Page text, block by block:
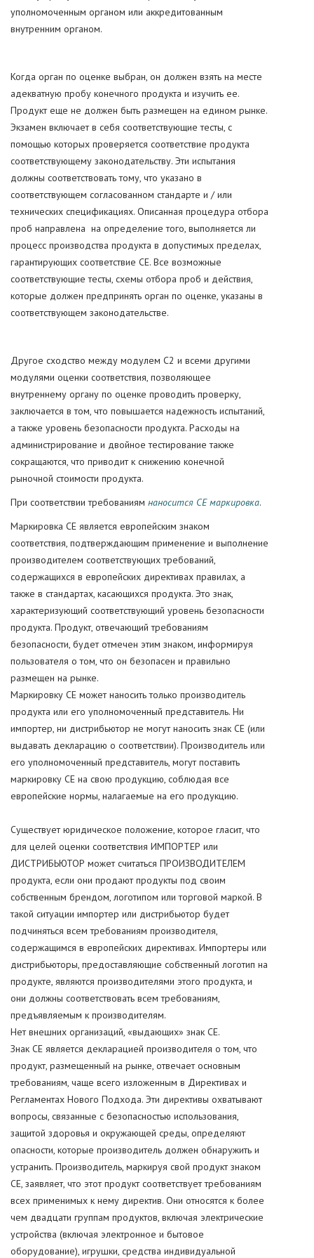
уполномоченным органом или аккредитованным
внутренним органом.
Когда орган по оценке выбран, он должен взять на месте
адекватную пробу конечного продукта и изучить ее.
Продукт еще не должен быть размещен на едином рынке.
Экзамен включает в себя соответствующие тесты, с
помощью которых проверяется соответствие продукта
соответствующему законодательству. Эти испытания
должны соответствовать тому, что указано в
соответствующем согласованном стандарте и / или
технических спецификациях. Описанная процедура отбора
проб направлена на определение того, выполняется ли
процесс производства продукта в допустимых пределах,
гарантирующих соответствие СЕ. Все возможные
соответствующие тесты, схемы отбора проб и действия,
которые должен предпринять орган по оценке, указаны в
соответствующем законодательстве.
Другое сходство между модулем C2 и всеми другими
модулями оценки соответствия, позволяющее
внутреннему органу по оценке проводить проверку,
заключается в том, что повышается надежность испытаний,
а также уровень безопасности продукта. Расходы на
администрирование и двойное тестирование также
сокращаются, что приводит к снижению конечной
рыночной стоимости продукта.
При соответствии требованиям наносится СЕ маркировка.
Маркировка CE является европейским знаком
соответствия, подтверждающим применение и выполнение
производителем соответствующих требований,
содержащихся в европейских директивах правилах, а
также в стандартах, касающихся продукта. Это знак,
характеризующий соответствующий уровень безопасности
продукта. Продукт, отвечающий требованиям
безопасности, будет отмечен этим знаком, информируя
пользователя о том, что он безопасен и правильно
размещен на рынке.
Маркировку СЕ может наносить только производитель
продукта или его уполномоченный представитель. Ни
импортер, ни дистрибьютор не могут наносить знак CE (или
выдавать декларацию о соответствии). Производитель или
его уполномоченный представитель, могут поставить
маркировку СЕ на свою продукцию, соблюдая все
европейские нормы, налагаемые на его продукцию.
Существует юридическое положение, которое гласит, что
для целей оценки соответствия ИМПОРТЕР или
ДИСТРИБЬЮТОР может считаться ПРОИЗВОДИТЕЛЕМ
продукта, если они продают продукты под своим
собственным брендом, логотипом или торговой маркой. В
такой ситуации импортер или дистрибьютор будет
подчиняться всем требованиям производителя,
содержащимся в европейских директивах. Импортеры или
дистрибьюторы, предоставляющие собственный логотип на
продукте, являются производителями этого продукта, и
они должны соответствовать всем требованиям,
предъявляемым к производителям.
Нет внешних организаций, «выдающих» знак СЕ.
Знак СЕ является декларацией производителя о том, что
продукт, размещенный на рынке, отвечает основным
требованиям, чаще всего изложенным в Директивах и
Регламентах Нового Подхода. Эти директивы охватывают
вопросы, связанные с безопасностью использования,
защитой здоровья и окружающей среды, определяют
опасности, которые производитель должен обнаружить и
устранить. Производитель, маркируя свой продукт знаком
CE, заявляет, что этот продукт соответствует требованиям
всех применимых к нему директив. Они относятся к более
чем двадцати группам продуктов, включая электрические
устройства (включая электронное и бытовое
оборудование), игрушки, средства индивидуальной